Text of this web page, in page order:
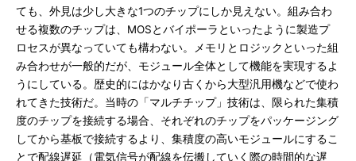
ても、外見は少し大きな1つのチップにしか見えない。組み合わ
せる複数のチップは、MOSとバイポーラといったように製造プ
ロセスが異なっていても構わない。メモリとロジックといった組
み合わせが一般的だが、モジュール全体として機能を実現するよ
うにしている。歴史的にはかなり古くから大型汎用機などで使わ
れてきた技術だ。当時の「マルチチップ」技術は、限られた集積
度のチップを接続する場合、それぞれのチップをパッケージング
してから基板で接続するより、集積度の高いモジュールにするこ
とで配線遅延（電気信号が配線を伝搬していく際の時間的な遅